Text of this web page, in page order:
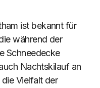
ist bekannt für
während der
Schneedecke
Nachtskilauf an
Vielfalt der